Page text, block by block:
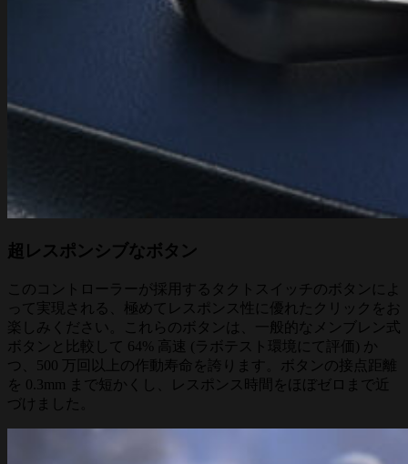
超レスポンシブなボタン
このコントローラーが採用するタクトスイッチのボタンによ
って実現される、極めてレスポンス性に優れたクリックをお
楽しみください。これらのボタンは、一般的なメンブレン式
ボタンと比較して 64% 高速 (ラボテスト環境にて評価) か
つ、500 万回以上の作動寿命を誇ります。ボタンの接点距離
を 0.3mm まで短かくし、レスポンス時間をほぼゼロまで近
づけました。